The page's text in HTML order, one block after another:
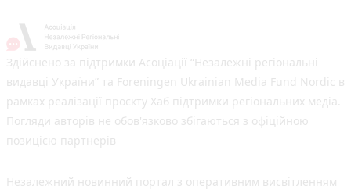
Здійснено за підтримки Асоціації “Незалежні регіональні
видавці України” та Foreningen Ukrainian Media Fund Nordic в
рамках реалізації проєкту Хаб підтримки регіональних медіа.
Погляди авторів не обов'язково збігаються з офіційною
позицією партнерів
Незалежний новинний портал з оперативним висвітленням